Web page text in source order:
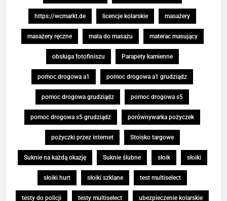
https://wcmarkt.de licencje kolarskie masażery
masażery ręczne mata do masażu materac masujący
obsługa fotofiniszu Parapety kamienne
pomoc drogowa a1 pomoc drogowa a1 grudziądz
pomoc drogowa grudziądz pomoc drogowa s5
pomoc drogowa s5 grudziądz porównywarka pożyczek
pożyczki przez internet Stoisko targowe
Suknie na każdą okazję Suknie ślubne słoik słoiki
słoiki hurt słoiki szklane test multiselect
testy do policji testy multiselect ubezpieczenie kolarskie